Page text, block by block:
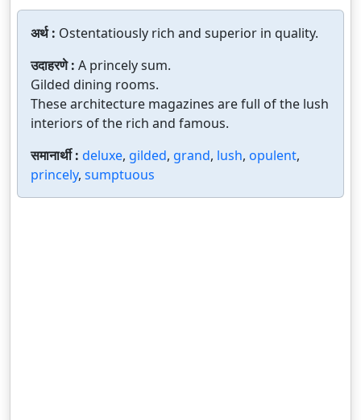
अर्थ : Ostentatiously rich and superior in quality.
उदाहरणे : A princely sum.
Gilded dining rooms.
These architecture magazines are full of the lush
interiors of the rich and famous.
समानार्थी : deluxe, gilded, grand, lush, opulent,
princely, sumptuous